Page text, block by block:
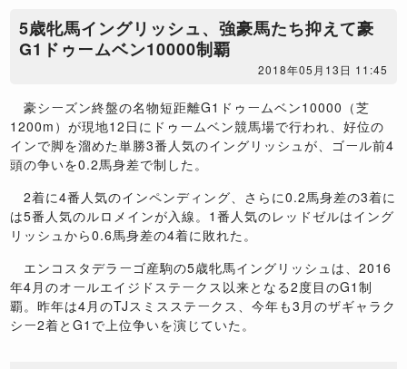
5歳牝馬イングリッシュ、強豪馬たち抑えて豪
G1ドゥームベン10000制覇
2018年05月13日 11:45
豪シーズン終盤の名物短距離G1ドゥームベン10000（芝
1200m）が現地12日にドゥームベン競馬場で行われ、好位の
インで脚を溜めた単勝3番人気のイングリッシュが、ゴール前4
頭の争いを0.2馬身差で制した。
2着に4番人気のインペンディング、さらに0.2馬身差の3着に
は5番人気のルロメインが入線。1番人気のレッドゼルはイング
リッシュから0.6馬身差の4着に敗れた。
エンコスタデラーゴ産駒の5歳牝馬イングリッシュは、2016
年4月のオールエイジドステークス以来となる2度目のG1制
覇。昨年は4月のTJスミスステークス、今年も3月のザギャラク
シー2着とG1で上位争いを演じていた。